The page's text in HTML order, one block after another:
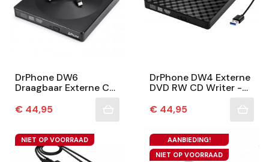
DrPhone DW6
Draagbaar Externe CD
DVD +/- RW Optische
Drive - USB 3.0 &
Type-C - Brander -...
Prijs
€ 44,95
DrPhone DW4 Externe
DVD RW CD Writer -
USB 3.0 – CD Speler
Brander RW-
Schrijver/...
Prijs
€ 44,95
NIET OP VOORRAAD
AANBIEDING!
NIET OP VOORRAAD